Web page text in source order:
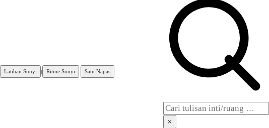
Populer
Latihan Sunyi Ritme Sunyi Satu Napas
×